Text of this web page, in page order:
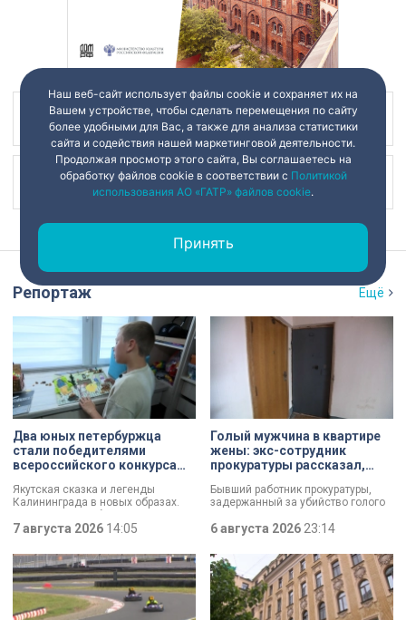
Наш канал в
Наш канал в
Репортаж Ещё
Два юных петербуржца
стали победителями
всероссийского конкурса
Якутская сказка и легенды
Калининграда в новых образах.
победителями всероссийского
Россия». Их работы с
использованием бересты, листьев
и янтаря дали новое прочтение
народным сюжетам.
7 августа 2026 14:05
Голый мужчина в квартире
жены: экс-сотрудник
прокуратуры рассказал,
Бывший работник прокуратуры,
задержанный за убийство голого
которые толкнули его на страшное
вынес мертвеца из дома на улице
Луначарского, выдавая
бездыханного мужчину за
изрядно перебравшего приятеля.
6 августа 202623:14
Наш веб-сайт использует файлы cookie и сохраняет их на
Вашем устройстве, чтобы сделать перемещения по сайту
более удобными для Вас, а также для анализа статистики
сайта и содействия нашей маркетинговой деятельности.
Продолжая просмотр этого сайта, Вы соглашаетесь на
обработку файлов cookie в соответствии с Политикой
использования АО «ГАТР» файлов cookie.
Принять